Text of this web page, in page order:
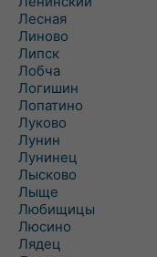
Лесная
Линово
Липск
Лобча
Логишин
Лопатино
Луково
Лунин
Лунинец
Лысково
Лыще
Любищицы
Люсино
Лядец